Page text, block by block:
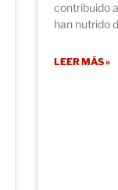
contribuido
han nutrido
LEER MÁS »